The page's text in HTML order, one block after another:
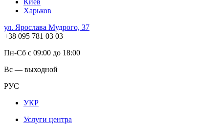
Киев
Харьков
ул. Ярослава Мудрого, 37
+38 095 781 03 03
Пн-Сб с 09:00 до 18:00
Вс — выходной
РУС
УКР
Услуги центра